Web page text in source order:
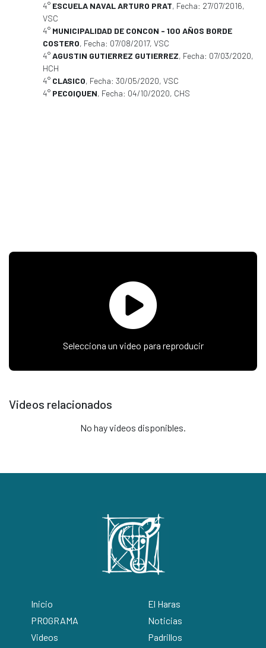
4° ESCUELA NAVAL ARTURO PRAT, Fecha: 27/07/2016,
VSC
4° MUNICIPALIDAD DE CONCON - 100 AÑOS BORDE
COSTERO, Fecha: 07/08/2017, VSC
4°AGUSTIN GUTIERREZ GUTIERREZ, Fecha: 07/03/2020,
HCH
4° CLASICO, Fecha: 30/05/2020, VSC
4° PECOIQUEN, Fecha: 04/10/2020, CHS
Selecciona un video para reproducir
Videos relacionados
No hay videos disponibles.
Inicio
El Haras
PROGRAMA
Noticias
Videos
Padrillos